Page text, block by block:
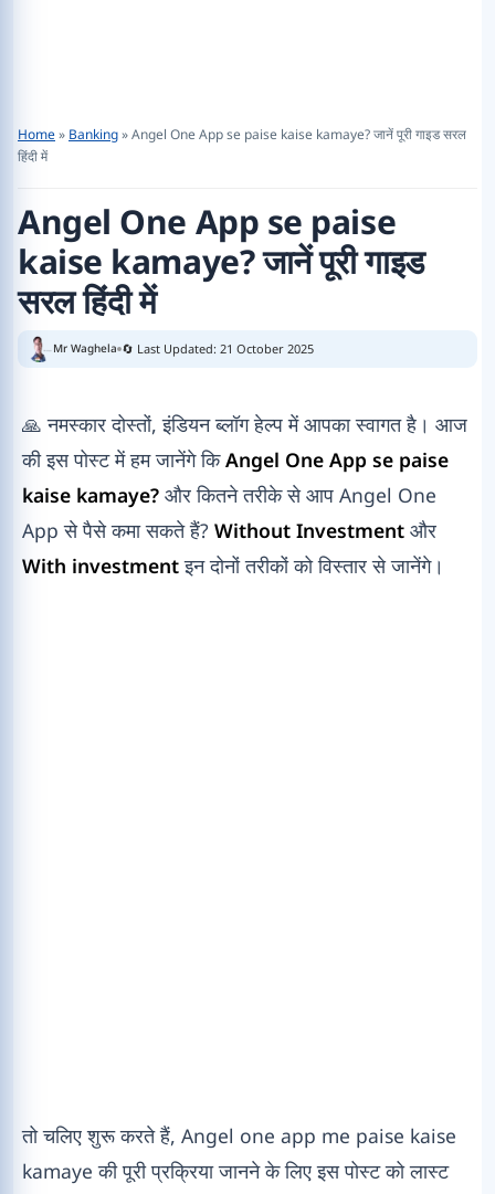
Home» Banking»Angel One App se paise kaise kamaye? जानें पूरी गाइड सरल
हिंदी में
Angel One App se paise
kaise kamaye? जानें पूरी गाइड
सरल हिंदी में
Mr Waghela 🔄 Last Updated: 21 October 2025
🙏 नमस्कार दोस्तों, इंडियन ब्लॉग हेल्प में आपका स्वागत है। आज
की इस पोस्ट में हम जानेंगे किAngel One App se paise
kaise kamaye? और कितने तरीके से आप Angel One
App से पैसे कमा सकते हैं? Without Investment और
With investmentइन दोनों तरीकों को विस्तार से जानेंगे।
तो चलिए शुरू करते हैं, Angel one app me paise kaise
kamaye की पूरी प्रक्रिया जानने के लिए इस पोस्ट को लास्ट